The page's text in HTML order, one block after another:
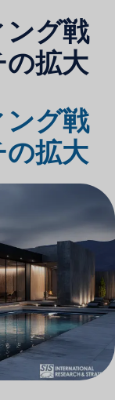
ング戦
拡大
ング戦
拡大